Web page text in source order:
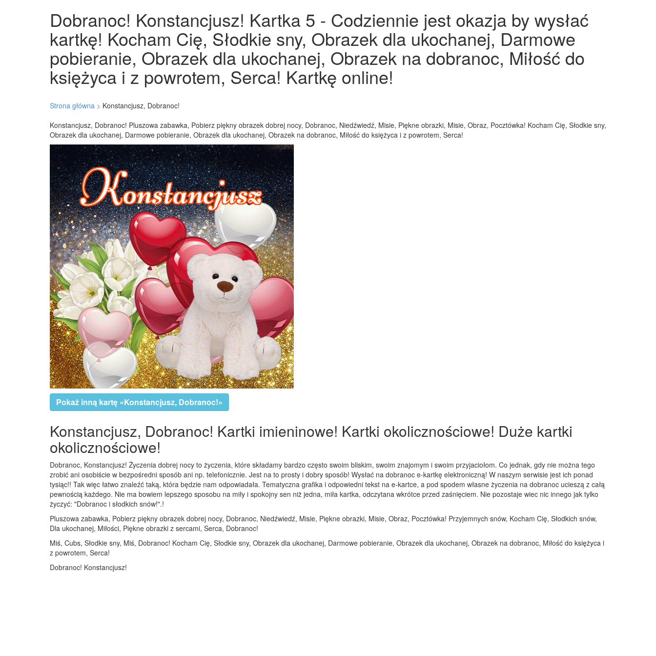
Dobranoc! Konstancjusz! Kartka 5 - Codziennie jest okazja by wysłać
kartkę! Kocham Cię, Słodkie sny, Obrazek dla ukochanej, Darmowe
pobieranie, Obrazek dla ukochanej, Obrazek na dobranoc, Miłość do
księżyca i z powrotem, Serca! Kartkę online!
Strona główna > Konstancjusz, Dobranoc!
Konstancjusz, Dobranoc! Pluszowa zabawka, Pobierz piękny obrazek dobrej nocy, Dobranoc, Niedźwiedź, Misie, Piękne obrazki, Misie, Obraz, Pocztówka! Kocham Cię, Słodkie sny,
Obrazek dla ukochanej, Darmowe pobieranie, Obrazek dla ukochanej, Obrazek na dobranoc, Miłość do księżyca i z powrotem, Serca!
Pokaż inną kartę «Konstancjusz, Dobranoc!»
Konstancjusz, Dobranoc! Kartki imieninowe! Kartki okolicznościowe! Duże kartki
okolicznościowe!
Dobranoc, Konstancjusz! Życzenia dobrej nocy to życzenia, które składamy bardzo często swoim bliskim, swoim znajomym i swoim przyjaciołom. Co jednak, gdy nie można tego
zrobić ani osobiście w bezpośredni sposób ani np. telefonicznie. Jest na to prosty i dobry sposób! Wysłać na dobranoc e-kartkę elektroniczną! W naszym serwisie jest ich ponad
tysiąc!! Tak więc łatwo znaleźć taką, która będzie nam odpowiadała. Tematyczna grafika i odpowiedni tekst na e-kartce, a pod spodem własne życzenia na dobranoc ucieszą z całą
pewnością każdego. Nie ma bowiem lepszego sposobu na miły i spokojny sen niż jedna, miła kartka, odczytana wkrótce przed zaśnięciem. Nie pozostaje wiec nic innego jak tylko
życzyć: "Dobranoc i słodkich snów!".!
Pluszowa zabawka, Pobierz piękny obrazek dobrej nocy, Dobranoc, Niedźwiedź, Misie, Piękne obrazki, Misie, Obraz, Pocztówka! Przyjemnych snów, Kocham Cię, Słodkich snów,
Dla ukochanej, Miłości, Piękne obrazki z sercami, Serca, Dobranoc!
Miś, Cubs, Słodkie sny, Miś, Dobranoc! Kocham Cię, Słodkie sny, Obrazek dla ukochanej, Darmowe pobieranie, Obrazek dla ukochanej, Obrazek na dobranoc, Miłość do księżyca i
z powrotem, Serca!
Dobranoc! Konstancjusz!